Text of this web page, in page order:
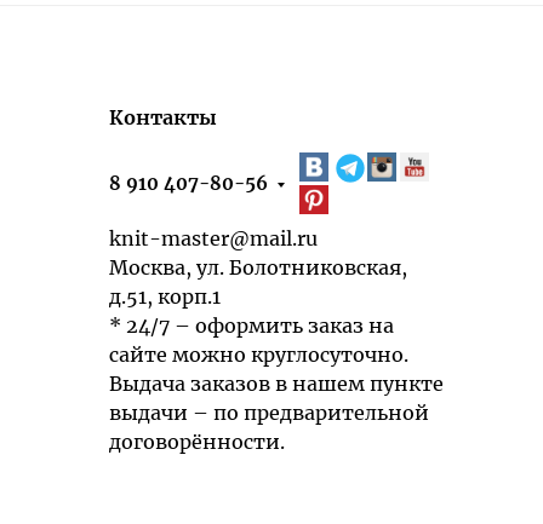
Контакты
8 910 407-80-56
knit-master@mail.ru
Москва, ул. Болотниковская,
д.51, корп.1
* 24/7 – оформить заказ на
сайте можно круглосуточно.
Выдача заказов в нашем пункте
выдачи – по предварительной
договорённости.